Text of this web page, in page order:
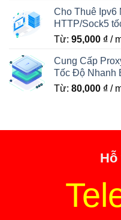
Cho Thuê Ipv6
HTTP/Sock5
Từ: 95,000 ₫ /
Cung Cấp
Tốc Độ Nhanh
Từ: 80,000 ₫ /